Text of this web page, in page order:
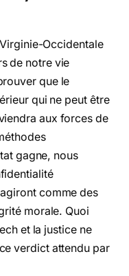
Occidentale
de notre vie
que le
qui ne peut être
aux forces de
gagne, nous
comme des
morale. Quoi
et la justice ne
verdict attendu par